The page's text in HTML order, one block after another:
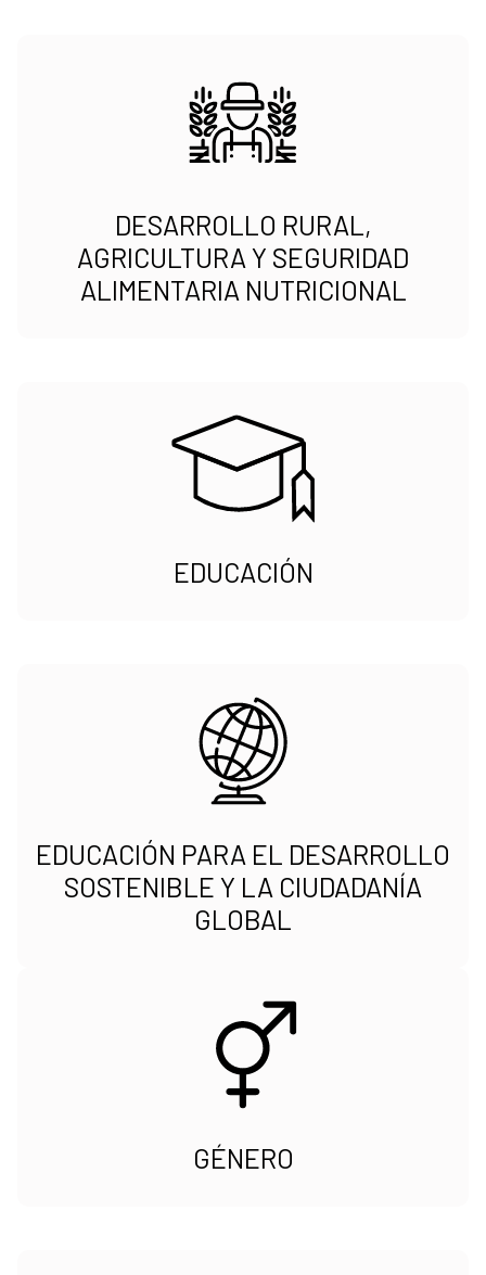
DESARROLLO RURAL,
AGRICULTURA Y SEGURIDAD
ALIMENTARIA NUTRICIONAL
EDUCACIÓN
EDUCACIÓN PARA EL DESARROLLO
SOSTENIBLE Y LA CIUDADANÍA
GLOBAL
GÉNERO